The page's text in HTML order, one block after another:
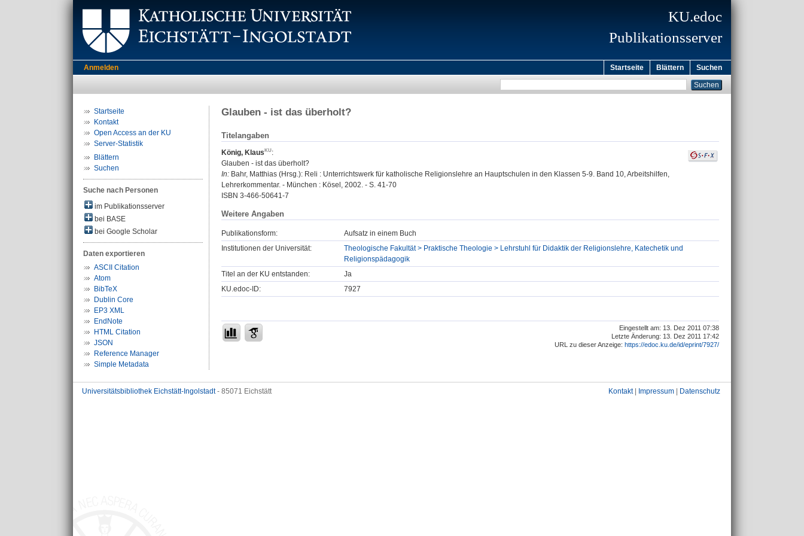
KU.edoc
Publikationsserver
Anmelden Startseite Blättern Suchen
Startseite
Kontakt
Open Access an der KU
Server-Statistik
Blättern
Suchen
Suche nach Personen
im Publikationsserver
bei BASE
bei Google Scholar
Daten exportieren
ASCII Citation
Atom
BibTeX
Dublin Core
EP3 XML
EndNote
HTML Citation
JSON
Reference Manager
Simple Metadata
Glauben - ist das überholt?
Titelangaben
König, Klaus
:
Glauben - ist das überholt?
In: Bahr, Matthias (Hrsg.): Reli : Unterrichtswerk für katholische Religionslehre an Hauptschulen in den Klassen 5-9. Band 10, Arbeitshilfen,
Lehrerkommentar. - München : Kösel, 2002. - S. 41-70
ISBN 3-466-50641-7
Weitere Angaben
Publikationsform:
Aufsatz in einem Buch
Institutionen der Universität:
Theologische Fakultät > Praktische Theologie > Lehrstuhl für Didaktik der Religionslehre, Katechetik und
Religionspädagogik
Titel an der KU entstanden:
Ja
KU.edoc-ID:
7927
Eingestellt am: 13. Dez 2011 07:38
Letzte Änderung: 13. Dez 2011 17:42
URL zu dieser Anzeige: https://edoc.ku.de/id/eprint/7927/
Universitätsbibliothek Eichstätt-Ingolstadt- 85071 Eichstätt Kontakt| Impressum Datenschutz